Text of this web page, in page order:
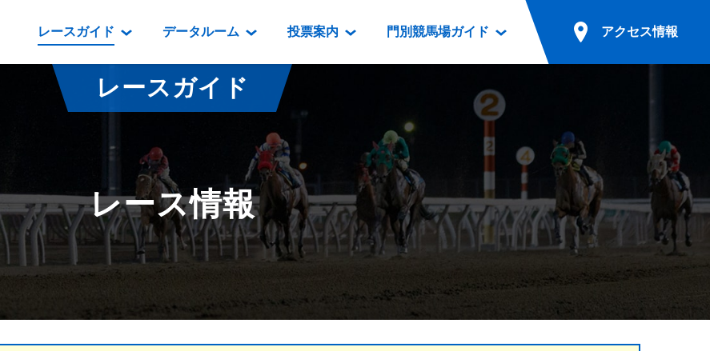
レースガイド
レース情報
払戻金一覧
騎手成績表
馬番成績表
オッズ
番組・級別表ダウンロード
開催カレンダー
重賞競走体系図
スタリオンシリーズ競走
道内の発売情報(PDF)
データルーム
データルーム
騎手・調教師紹介
坂路調教映像
遠征馬情報
番組編成要領
映像コンテンツ
重賞競走VTR
重賞競走参考VTR
レースダイジェスト
新馬ダイジェスト
投票案内
電話・インターネット投票
場外発売所
実況・テレホンサービス
発売・払戻
門別競馬場ガイド
門別競馬場情報
門別競馬場グルメ
とねっこジンギスカン
いずみ食堂
ルンビニフードカフェ
勝馬屋
アクセス情報
無料送迎バスでのご来場
公共の交通機関でのご来場
レースガイド
レース情報